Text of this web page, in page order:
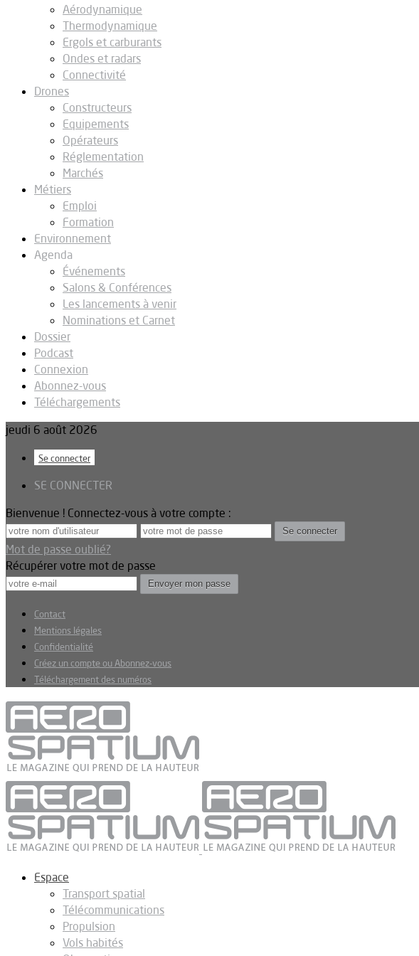
Aérodynamique
Thermodynamique
Ergols et carburants
Ondes et radars
Connectivité
Drones
Constructeurs
Equipements
Opérateurs
Réglementation
Marchés
Métiers
Emploi
Formation
Environnement
Agenda
Événements
Salons & Conférences
Les lancements à venir
Nominations et Carnet
Dossier
Podcast
Connexion
Abonnez-vous
Téléchargements
jeudi 6 août 2026
Se connecter
SE CONNECTER
Bienvenue ! Connectez-vous à votre compte :
Mot de passe oublié?
Récupérer votre mot de passe
Contact
Mentions légales
Confidentialité
Créez un compte ou Abonnez-vous
Téléchargement des numéros
Espace
Transport spatial
Télécommunications
Propulsion
Vols habités